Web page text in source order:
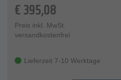
€395,08
Preis inkl. MwSt.
versandkostenfrei
Lieferzeit 7-10 Werktage